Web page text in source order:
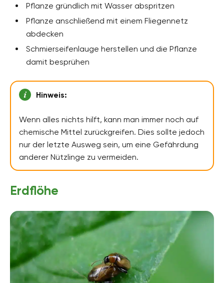
Pflanze gründlich mit Wasser abspritzen
Pflanze anschließend mit einem Fliegennetz
abdecken
Schmierseifenlauge herstellen und die Pflanze
damit besprühen
Hinweis:
Wenn alles nichts hilft, kann man immer noch auf
chemische Mittel zurückgreifen. Dies sollte jedoch
nur der letzte Ausweg sein, um eine Gefährdung
anderer Nützlinge zu vermeiden.
Erdflöhe